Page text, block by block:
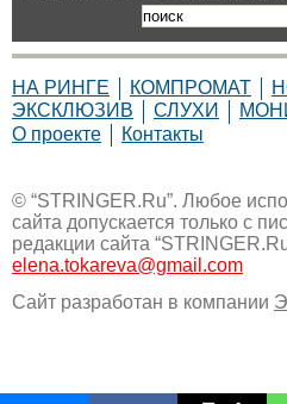
НА РИНГЕ КОМПРОМАТ
ЭКСКЛЮЗИВ
СЛУХИ
О проекте
Контакты
© “STRINGER.Ru”. Любое
сайта допускается только с
редакции сайта
elena.tokareva@gmail.com
Сайт разработан в компании